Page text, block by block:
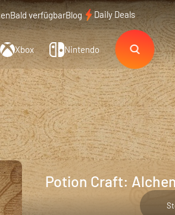
Bald verfügbarBlog Daily Deals
Xbox Nintendo
Potion Craft: